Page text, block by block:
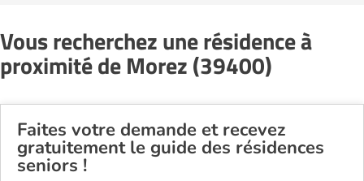
Vous recherchez une résidence à
proximité de Morez (39400)
Faites votre demande et recevez
gratuitement le guide des résidences
seniors !